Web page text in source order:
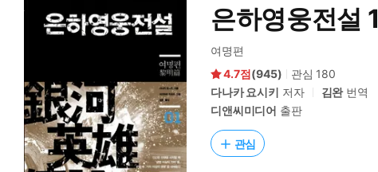
은하영웅전설 1
여명편
4.7
(945) 관심 180
다나카 요시키 저자 김완번역
디앤씨미디어 출판
관심